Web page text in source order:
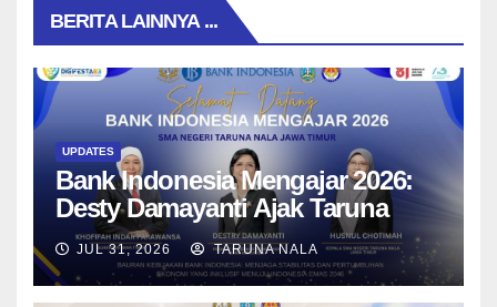
BERITA LAINNYA ...
UPDATES
Bank Indonesia Mengajar 2026:
Desty Damayanti Ajak Taruna
SMAN Taruna Nala Jawa Timur
Menjadi Generasi Pemimpin
Berwawasan Global
JUL 31, 2026 TARUNA NALA